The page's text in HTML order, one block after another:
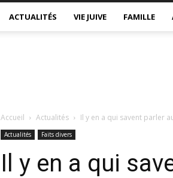
ACTUALITÉS VIE JUIVE FAMILLE
Accueil Actualités Il y en a qui savent parler
Actualités Faits divers
Il y en a qui